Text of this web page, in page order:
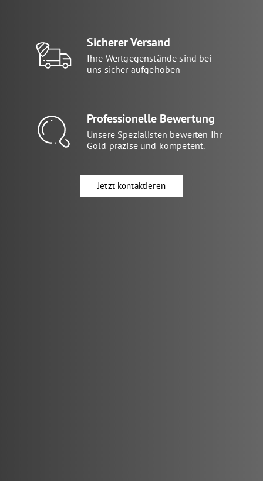
Sicherer Versand
Ihre Wertgegenstände sind bei
uns sicher aufgehoben
Professionelle Bewertung
Unsere Spezialisten bewerten Ihr
Gold präzise und kompetent.
Jetzt kontaktieren